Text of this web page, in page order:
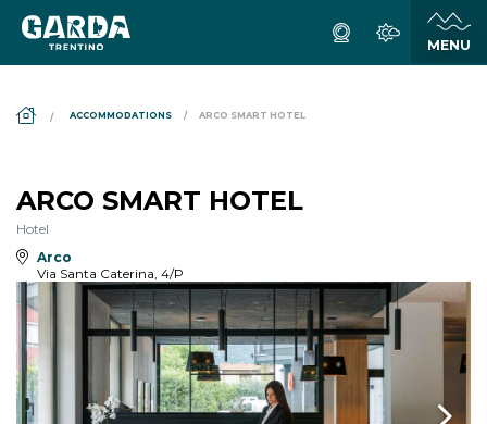
ACCOMMODATIONS ARCO SMART HOTEL
ARCO SMART HOTEL
Hotel
Arco
Via Santa Caterina, 4/P